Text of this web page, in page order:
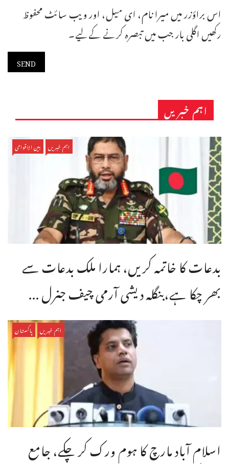
اس براؤزر میں میرا نام، ای میل، اور ویب سائٹ محفوظ
رکھیں اگلی بار جب میں تبصرہ کرنے کےلیے۔
اہم خبریں
اہم خبریں بین الاقوامی
بدعات کا خاتمہ کریں، ہمارا ملک بدعات سے
بھر چکا ہے،بنگله دیشی آرمی چیف جنرل ...
اہم خبریں پاکستان
اسلام آباد مارچ کا ہوم ورک کر چکے، جامع